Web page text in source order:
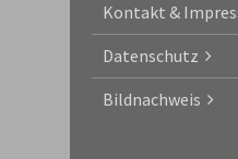
Kontakt &
Datenschutz
Bildnachweis